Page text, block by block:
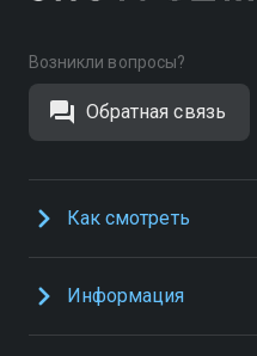
Возникли вопросы?
Обратная связь
Как смотреть
Информация